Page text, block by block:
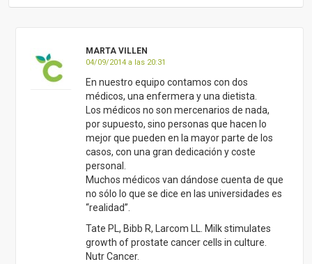
“realidad”.
Nutr Cancer.
Melnik BC, John SM, Carrera-Bastos P,
Cordain L. The impact of cow’s milk-mediated
mTORC1-signaling in the initiation and
progression of prostate cancer. Nutr Metab
(Lond).
Kroenke CH, Kwan ML, Sweeney C, Castillo A,
Caan BJ. High- and Low-Fat Dairy Intake,
Recurrence, and Mortality After Breast
Cancer Diagnosis. J Natl Cancer Inst.
Høgdall C, Blaakaer J, Kjaer SK.Use of dairy
products, lactose, and calcium and risk of
ovarian cancer – results from a Danish case-